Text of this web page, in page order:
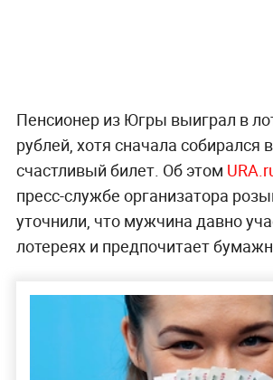
Пенсионер из Югры выиграл в
рублей, хотя сначала собирался
счастливый билет. Об этом
пресс-службе организатора
уточнили, что мужчина давно
лотереях и предпочитает